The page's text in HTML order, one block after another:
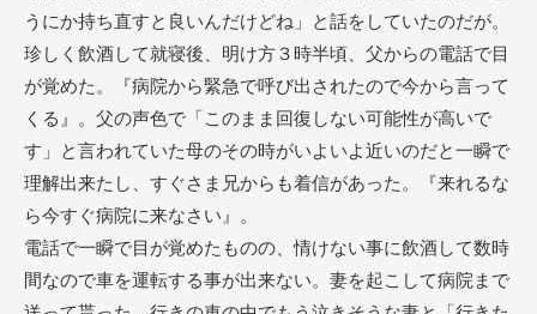
うにか持ち直すと良いんだけどね」と話をしていたのだが。
珍しく飲酒して就寝後、明け方３時半頃、父からの電話で目
が覚めた。『病院から緊急で呼び出されたので今から言って
くる』。父の声色で「このまま回復しない可能性が高いで
す」と言われていた母のその時がいよいよ近いのだと一瞬で
理解出来たし、すぐさま兄からも着信があった。『来れるな
ら今すぐ病院に来なさい』。
電話で一瞬で目が覚めたものの、情けない事に飲酒して数時
間なので車を運転する事が出来ない。妻を起こして病院まで